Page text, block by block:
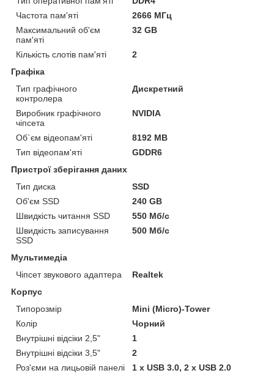
Частота пам'яті
2666 МГц
Максимальний об'єм
пам'яті
32 GB
Кількість слотів пам'яті
2
Графіка
Тип графічного
контролера
Дискретний
Виробник графічного
чіпсета
NVIDIA
Об`єм відеопам'яті
8192 MB
Тип відеопам'яті
GDDR6
Пристрої зберігання даних
Тип диска
SSD
Об'єм SSD
240 GB
Швидкість читання SSD
550 Мб/с
Швидкість записування
SSD
500 Мб/с
Мультимедіа
Чіпсет звукового адаптера
Realtek
Корпус
Типорозмір
Mini (Micro)-Tower
Колір
Чорний
Внутрішні відсіки 2,5"
1
Внутрішні відсіки 3,5"
2
Роз'єми на лицьовій панелі
1 х USB 3.0, 2 х USB 2.0